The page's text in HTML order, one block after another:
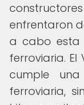
enfrentaron
a cabo esta
ferroviaria.
cumple
ferroviaria,